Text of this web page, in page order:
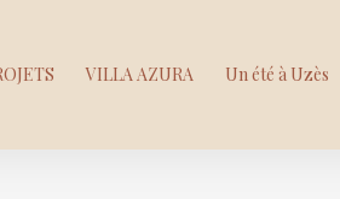
VILLA AZURA Un été à Uzès